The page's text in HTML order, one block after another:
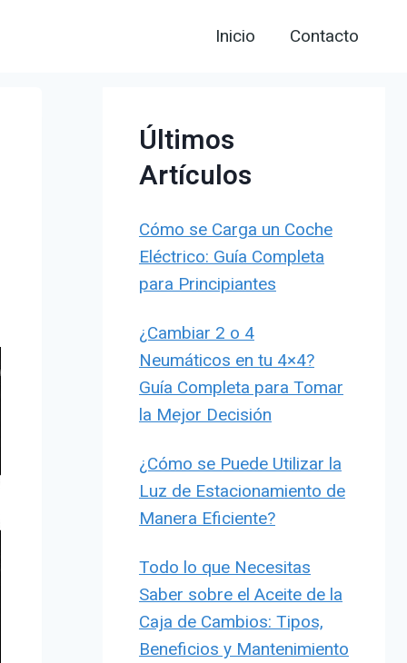
Inicio Contacto
Últimos
Artículos
Cómo se Carga un Coche
Eléctrico: Guía Completa
para Principiantes
¿Cambiar 2 o 4
Neumáticos en tu 4×4?
Guía Completa para Tomar
la Mejor Decisión
¿Cómo se Puede Utilizar la
Luz de Estacionamiento de
Manera Eficiente?
Todo lo que Necesitas
Saber sobre el Aceite de la
Caja de Cambios: Tipos,
Beneficios y Mantenimiento